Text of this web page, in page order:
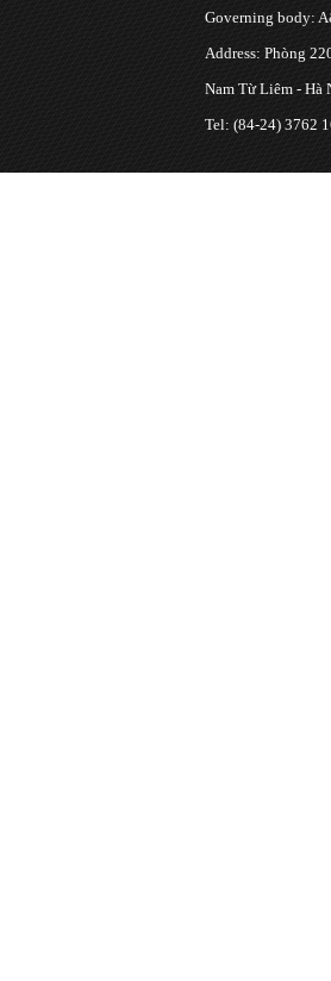
Governing body:
Address: Phòng
Nam Từ Liêm - Hà
Tel: (84-24) 3762